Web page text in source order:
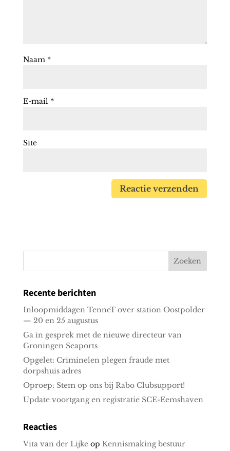
Naam *
E-mail *
Site
Recente berichten
Inloopmiddagen TenneT over station Oostpolder
— 20 en 25 augustus
Ga in gesprek met de nieuwe directeur van
Groningen Seaports
Opgelet: Criminelen plegen fraude met
dorpshuis adres
Oproep: Stem op ons bij Rabo Clubsupport!
Update voortgang en registratie SCE-Eemshaven
Reacties
Vita van der Lijkeop Kennismaking bestuur